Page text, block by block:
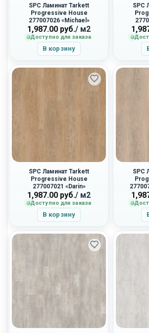
SPC Ламинат Tarkett
Progressive House
277007026 «Michael»
1,987.00 руб./ м2
Доступно для заказа
В корзину
SPC
SPC Ламинат Tarkett
Progressive House
277007021 «Darin»
1,987.00 руб./ м2
Доступно для заказа
В корзину
SPC